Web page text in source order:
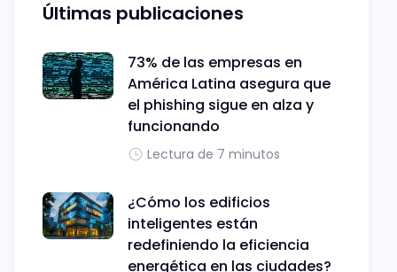
Últimas publicaciones
73% de las empresas en
América Latina asegura que
el phishing sigue en alza y
funcionando
Lectura de 7 minutos
¿Cómo los edificios
inteligentes están
redefiniendo la eficiencia
energética en las ciudades?